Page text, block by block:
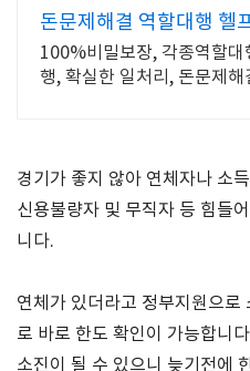
돈문제해결 역할대행 헬
적 재이용업체
100%비밀보장, 각종역할대
행, 확실한 일처리, 돈문제해
경기가 좋지 않아 연체자나 소
신용불량자 및 무직자 등 힘들
니다.
연체가 있더라고 정부지원으로
로 바로 한도 확인이 가능합니다
소진이 될 수 있으니 늦기전에